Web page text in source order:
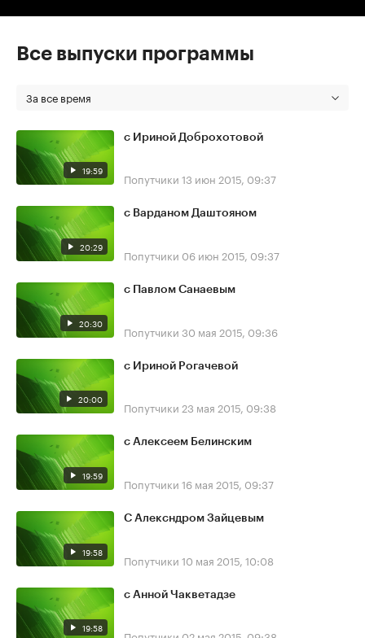
Все выпуски программы
За все время
19:59
с Ириной Доброхотовой
Попутчики 13 июн 2015, 09:37
20:29
с Варданом Даштояном
Попутчики 06 июн 2015, 09:37
20:30
с Павлом Санаевым
Попутчики 30 мая 2015, 09:36
20:00
c Ириной Рогачевой
Попутчики 23 мая 2015, 09:38
19:59
с Алексеем Белинским
Попутчики 16 мая 2015, 09:37
19:58
С Алексндром Зайцевым
Попутчики 10 мая 2015, 10:08
19:58
с Анной Чакветадзе